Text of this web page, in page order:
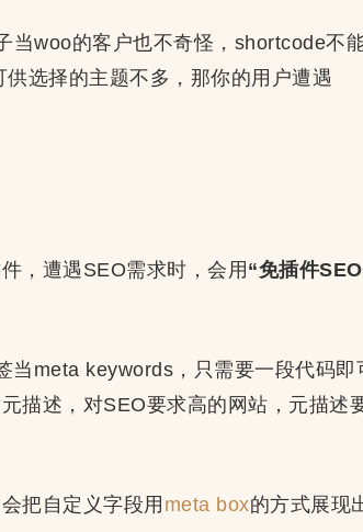
当woo的客户也不奇怪，shortcode不
选择的主题不多，那你的用户遭遇
，遭遇SEO需求时，会用 “免插件
meta keywords，只需要一段代码即
描述，对SEO要求高的网站，元描述
把自定义字段用 meta box的方式展现